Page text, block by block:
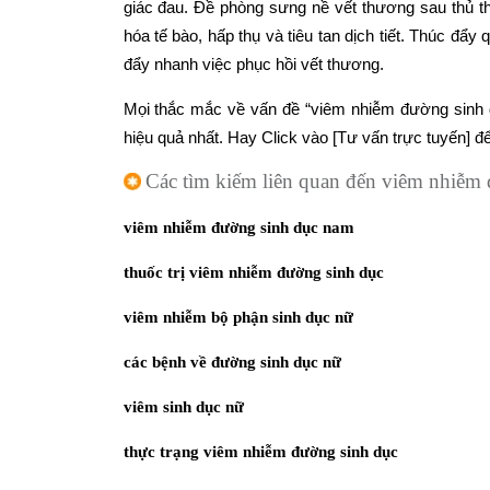
giác đau. Đề phòng sưng nề vết thương sau thủ
hóa tế bào, hấp thụ và tiêu tan dịch tiết. Thúc
đẩy nhanh việc phục hồi vết thương.
Mọi thắc mắc về vấn đề “viêm nhiễm đường
hiệu quả nhất. Hay Click vào [Tư vấn trực tuyến]
Các tìm kiếm liên quan đến viêm nhiễm
viêm nhiễm đường sinh dục nam
thuốc trị viêm nhiễm đường sinh dục
viêm nhiễm bộ phận sinh dục nữ
các bệnh về đường sinh dục nữ
viêm sinh dục nữ
thực trạng viêm nhiễm đường sinh dục